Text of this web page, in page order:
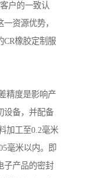
户的一致认
资源优势，
CR橡胶定制服
精度是影响产
设备，并配备
加工至0.2毫米
毫米以内。即
子产品的密封